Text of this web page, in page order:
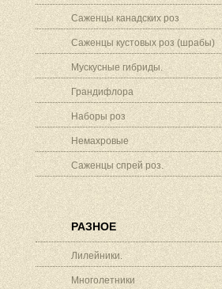
Саженцы канадских роз
Саженцы кустовых роз (шрабы)
Мускусные гибриды.
Грандифлора
Наборы роз
Немахровые
Саженцы спрей роз.
РАЗНОЕ
Лилейники.
Многолетники